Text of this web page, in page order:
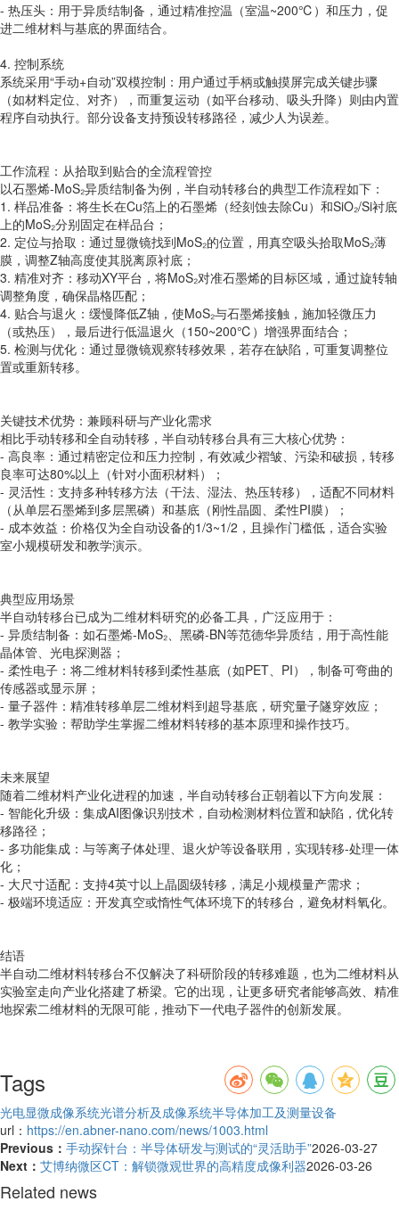
- 热压头：用于异质结制备，通过精准控温（室温~200℃）和压力，促
进二维材料与基底的界面结合。
4. 控制系统
系统采用“手动+自动”双模控制：用户通过手柄或触摸屏完成关键步骤
（如材料定位、对齐），而重复运动（如平台移动、吸头升降）则由内置
程序自动执行。部分设备支持预设转移路径，减少人为误差。
工作流程：从拾取到贴合的全流程管控
以石墨烯-MoS₂异质结制备为例，半自动转移台的典型工作流程如下：
1. 样品准备：将生长在Cu箔上的石墨烯（经刻蚀去除Cu）和SiO₂/Si衬底
上的MoS₂分别固定在样品台；
2. 定位与拾取：通过显微镜找到MoS₂的位置，用真空吸头拾取MoS₂薄
膜，调整Z轴高度使其脱离原衬底；
3. 精准对齐：移动XY平台，将MoS₂对准石墨烯的目标区域，通过旋转轴
调整角度，确保晶格匹配；
4. 贴合与退火：缓慢降低Z轴，使MoS₂与石墨烯接触，施加轻微压力
（或热压），最后进行低温退火（150~200℃）增强界面结合；
5. 检测与优化：通过显微镜观察转移效果，若存在缺陷，可重复调整位
置或重新转移。
关键技术优势：兼顾科研与产业化需求
相比手动转移和全自动转移，半自动转移台具有三大核心优势：
- 高良率：通过精密定位和压力控制，有效减少褶皱、污染和破损，转移
良率可达80%以上（针对小面积材料）；
- 灵活性：支持多种转移方法（干法、湿法、热压转移），适配不同材料
（从单层石墨烯到多层黑磷）和基底（刚性晶圆、柔性PI膜）；
- 成本效益：价格仅为全自动设备的1/3~1/2，且操作门槛低，适合实验
室小规模研发和教学演示。
典型应用场景
半自动转移台已成为二维材料研究的必备工具，广泛应用于：
- 异质结制备：如石墨烯-MoS₂、黑磷-BN等范德华异质结，用于高性能
晶体管、光电探测器；
- 柔性电子：将二维材料转移到柔性基底（如PET、PI），制备可弯曲的
传感器或显示屏；
- 量子器件：精准转移单层二维材料到超导基底，研究量子隧穿效应；
- 教学实验：帮助学生掌握二维材料转移的基本原理和操作技巧。
未来展望
随着二维材料产业化进程的加速，半自动转移台正朝着以下方向发展：
- 智能化升级：集成AI图像识别技术，自动检测材料位置和缺陷，优化转
移路径；
- 多功能集成：与等离子体处理、退火炉等设备联用，实现转移-处理一体
化；
- 大尺寸适配：支持4英寸以上晶圆级转移，满足小规模量产需求；
- 极端环境适应：开发真空或惰性气体环境下的转移台，避免材料氧化。
结语
半自动二维材料转移台不仅解决了科研阶段的转移难题，也为二维材料从
实验室走向产业化搭建了桥梁。它的出现，让更多研究者能够高效、精准
地探索二维材料的无限可能，推动下一代电子器件的创新发展。
Tags
光电显微成像系统光谱分析及成像系统半导体加工及测量设备
url： https://en.abner-nano.com/news/1003.html
Previous： 手动探针台：半导体研发与测试的“灵活助手”2026-03-27
Next： 艾博纳微区CT：解锁微观世界的高精度成像利器2026-03-26
Related news